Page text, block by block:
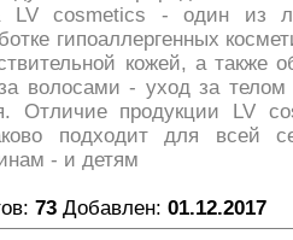
LV cosmetics - один из
гипоаллергенных
кожей, а также
волосами - уход за
Отличие продукции LV
подходит для
- и детям
73 Добавлен: 01.12.2017